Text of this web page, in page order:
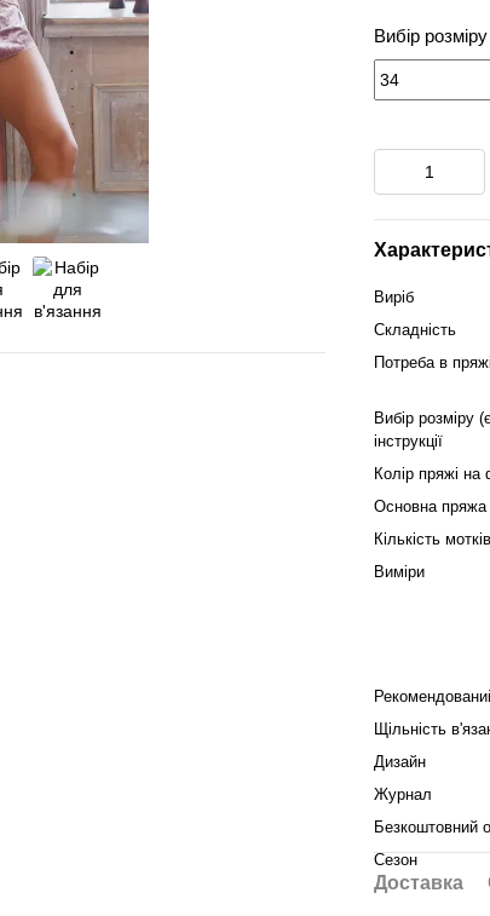
Вибір
Виріб
Складність
Потреба в пряжі
Вибір розміру
інструкції
Колір пряжі на
Основна
Кількість
Виміри
Щільність
Дизайн
Журнал
Безкоштовний
Сезон
Доставка